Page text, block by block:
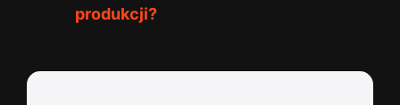
produkcji?